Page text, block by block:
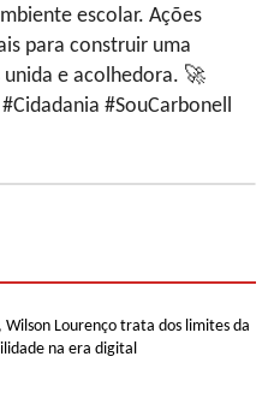
escolar. Ações
para construir uma
unida e acolhedora. 🚀
#SouCarbonell
Wilson Lourenço trata dos limites da
na era digital